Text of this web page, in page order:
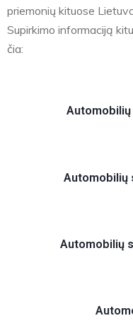
priemonių kituose
Supirkimo informaciją
čia:
Automobilių
Automobilių